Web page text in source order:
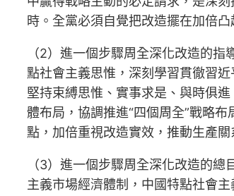
時。全黨必須自覺把改造擺在加倍
（2）進一個步驟周全深化改造的
點社會主義思惟，深刻學習貫徹習
堅持束縛思惟、實事求是、與時俱
體布局，協調推進“四個周全”戰略
點，加倍重視改造實效，推動生產
（3）進一個步驟周全深化改造的
主義市場經濟體制，中國特點社會